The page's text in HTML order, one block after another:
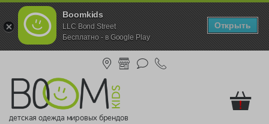
Boomkids
LLC Bond Street
Бесплатно - в Google Play
Открыть
детская одежда мировых брендов
!